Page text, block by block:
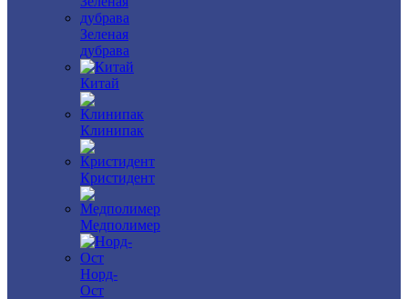
Зеленая
дубрава
Китай
Клинипак
Кристидент
Медполимер
Норд-
Ост